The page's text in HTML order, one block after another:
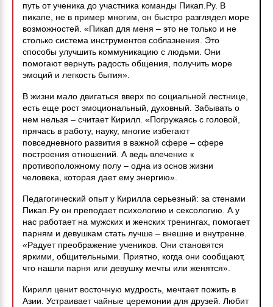
путь от ученика до участника команды Пикап.Ру. В
пикапе, не в пример многим, он быстро разглядел море
возможностей. «Пикап для меня – это не только и не
столько система инструментов соблазнения. Это
способы улучшить коммуникацию с людьми. Они
помогают вернуть радость общения, получить море
эмоций и легкость бытия».
В жизни мало двигаться вверх по социальной лестнице,
есть еще рост эмоциональный, духовный. Забывать о
нем нельзя – считает Кирилл. «Погружаясь с головой,
прячась в работу, науку, многие избегают
повседневного развития в важной сфере – сфере
построения отношений. А ведь влечение к
противоположному полу – одна из основ жизни
человека, которая дает ему энергию».
Педагогический опыт у Кирилла серьезный: за стенами
Пикап.Ру он преподает психологию и сексологию. А у
нас работает на мужских и женских тренингах, помогает
парням и девушкам стать лучше – внешне и внутренне.
«Радует преображение учеников. Они становятся
яркими, общительными. Приятно, когда они сообщают,
что нашли парня или девушку мечты или женятся».
Кирилл ценит восточную мудрость, мечтает пожить в
Азии. Устраивает чайные церемонии для друзей. Любит